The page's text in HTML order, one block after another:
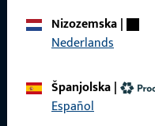
Nizozemska|
Nederlands
Španjolska|
Español